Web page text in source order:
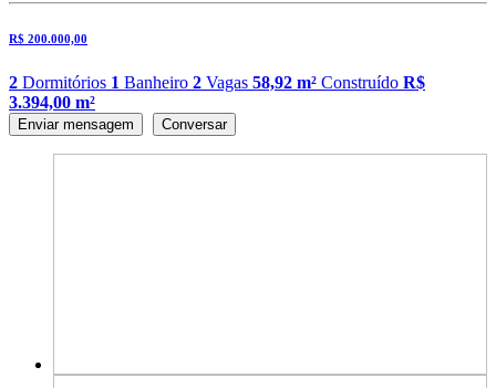
R$ 200.000,00
2 Dormitórios 1 Banheiro 2 Vagas 58,92 m² Construído R$
3.394,00 m²
Enviar mensagem Conversar